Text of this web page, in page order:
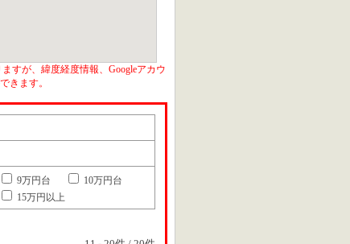
すが、緯度経度情報、Googleアカウ
きます。
9万円台
10万円台
15万円以上